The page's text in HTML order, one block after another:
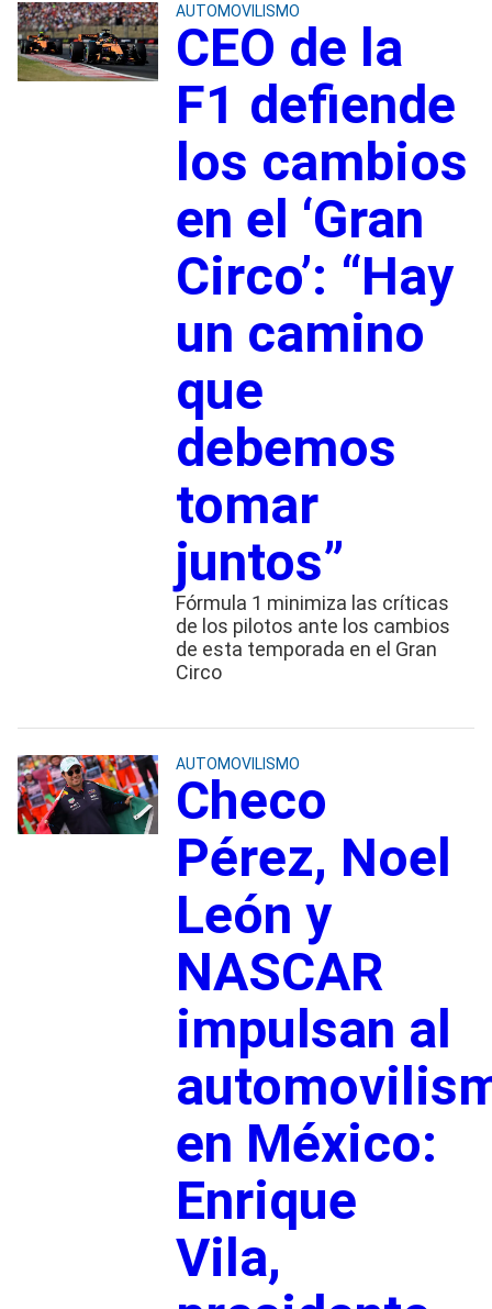
AUTOMOVILISMO
CEO de la
F1 defiende
los cambios
en el ‘Gran
Circo’: “Hay
un camino
que
debemos
tomar
juntos”
Fórmula 1 minimiza las críticas
de los pilotos ante los cambios
de esta temporada en el Gran
Circo
AUTOMOVILISMO
Checo
Pérez, Noel
León y
NASCAR
impulsan al
en México:
Enrique
Vila,